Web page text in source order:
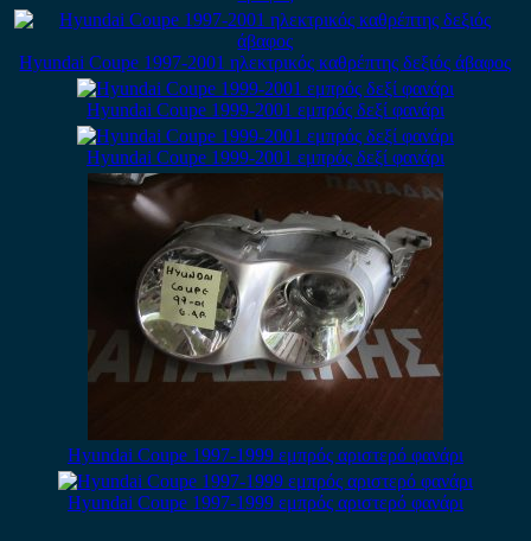
Hyundai Coupe 1997-2001 ηλεκτρικός καθρέπτης δεξιός άβαφος
Hyundai Coupe 1999-2001 εμπρός δεξί φανάρι
Hyundai Coupe 1999-2001 εμπρός δεξί φανάρι
Hyundai Coupe 1997-1999 εμπρός αριστερό φανάρι
Hyundai Coupe 1997-1999 εμπρός αριστερό φανάρι